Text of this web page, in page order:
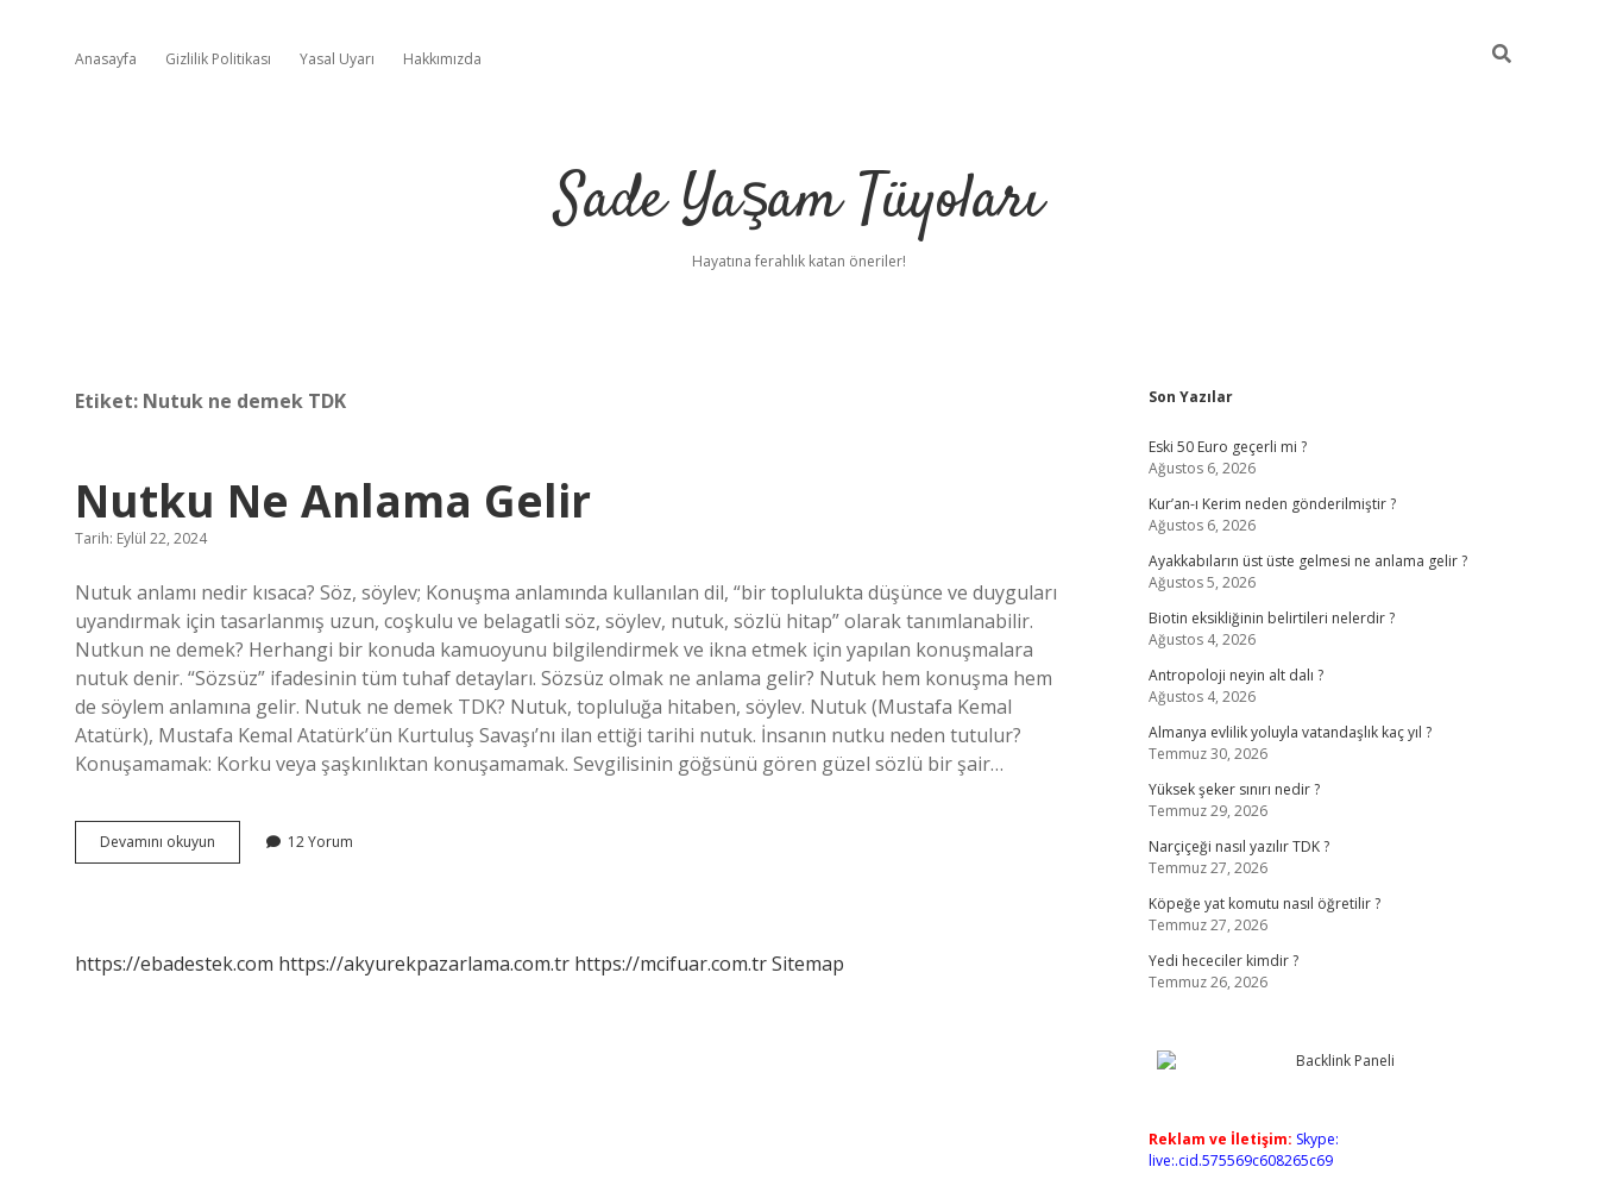
Anasayfa Gizlilik Politikası Yasal Uyarı Hakkımızda
Sade Yaşam Tüyoları
Hayatına ferahlık katan öneriler!
Etiket: Nutuk ne demek TDK
Nutku Ne Anlama Gelir
Tarih: Eylül 22, 2024
Nutuk anlamı nedir kısaca? Söz, söylev; Konuşma anlamında kullanılan dil, “bir toplulukta düşünce ve duyguları
uyandırmak için tasarlanmış uzun, coşkulu ve belagatli söz, söylev, nutuk, sözlü hitap” olarak tanımlanabilir.
Nutkun ne demek? Herhangi bir konuda kamuoyunu bilgilendirmek ve ikna etmek için yapılan konuşmalara
nutuk denir. “Sözsüz” ifadesinin tüm tuhaf detayları. Sözsüz olmak ne anlama gelir? Nutuk hem konuşma hem
de söylem anlamına gelir. Nutuk ne demek TDK? Nutuk, topluluğa hitaben, söylev. Nutuk (Mustafa Kemal
Atatürk), Mustafa Kemal Atatürk’ün Kurtuluş Savaşı’nı ilan ettiği tarihi nutuk. İnsanın nutku neden tutulur?
Konuşamamak: Korku veya şaşkınlıktan konuşamamak. Sevgilisinin göğsünü gören güzel sözlü bir şair…
Devamını okuyun
Ne
12 Yorum
https://ebadestek.com https://akyurekpazarlama.com.tr https://mcifuar.com.trSitemap
Sidebar
Son Yazılar
Eski 50 Euro geçerli mi ?
Ağustos 6, 2026
Kur’an-ı Kerim neden gönderilmiştir ?
Ağustos 6, 2026
Ayakkabıların üst üste gelmesi ne anlama gelir ?
Ağustos 5, 2026
Biotin eksikliğinin belirtileri nelerdir ?
Ağustos 4, 2026
Antropoloji neyin alt dalı ?
Ağustos 4, 2026
Almanya evlilik yoluyla vatandaşlık kaç yıl ?
Temmuz 30, 2026
Yüksek şeker sınırı nedir ?
Temmuz 29, 2026
Narçiçeği nasıl yazılır TDK ?
Temmuz 27, 2026
Köpeğe yat komutu nasıl öğretilir ?
Temmuz 27, 2026
Yedi hececiler kimdir ?
Temmuz 26, 2026
Reklam ve İletişim: Skype:
live:.cid.575569c608265c69